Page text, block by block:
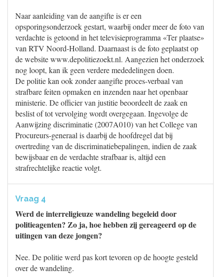
Naar aanleiding van de aangifte is er een
opsporingsonderzoek gestart, waarbij onder meer de foto van
verdachte is getoond in het televisieprogramma «Ter plaatse»
van RTV Noord-Holland. Daarnaast is de foto geplaatst op
de website www.depolitiezoekt.nl. Aangezien het onderzoek
nog loopt, kan ik geen verdere mededelingen doen.
De politie kan ook zonder aangifte proces-verbaal van
strafbare feiten opmaken en inzenden naar het openbaar
ministerie. De officier van justitie beoordeelt de zaak en
beslist of tot vervolging wordt overgegaan. Ingevolge de
Aanwijzing discriminatie (2007A010) van het College van
Procureurs-generaal is daarbij de hoofdregel dat bij
overtreding van de discriminatiebepalingen, indien de zaak
bewijsbaar en de verdachte strafbaar is, altijd een
strafrechtelijke reactie volgt.
Vraag 4
Werd de interreligieuze wandeling begeleid door
politieagenten? Zo ja, hoe hebben zij gereageerd op de
uitingen van deze jongen?
Nee. De politie werd pas kort tevoren op de hoogte gesteld
over de wandeling.